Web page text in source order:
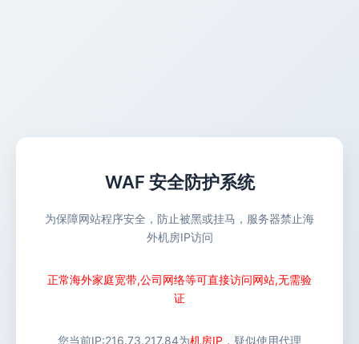
WAF 安全防护系统
为保障网站程序安全，防止被黑或挂马，服务器禁止海
外机房IP访问
正常海外家庭宽带,公司网络等可直接访问网站,无需验
证
您当前IP:216.73.217.84为机房IP ，疑似使用代理